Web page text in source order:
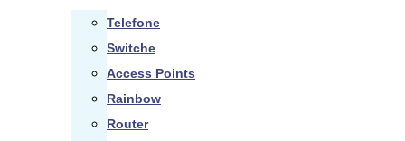
Telefone
Switche
Access Points
Rainbow
Router